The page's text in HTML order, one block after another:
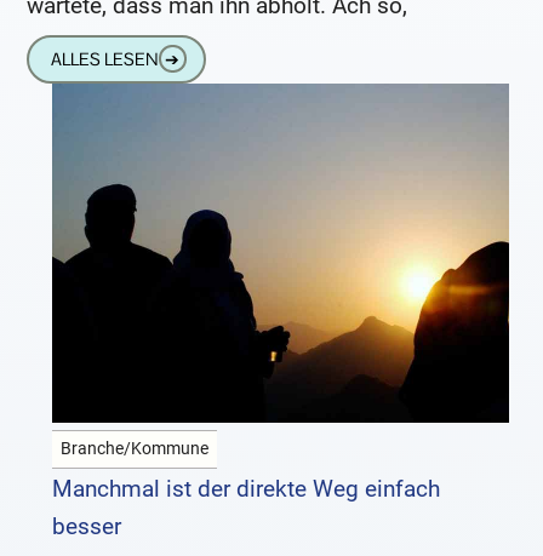
wartete, dass man ihn abholt. Ach so,
ALLES LESEN ➔
Branche/Kommune
Manchmal ist der direkte Weg einfach
besser